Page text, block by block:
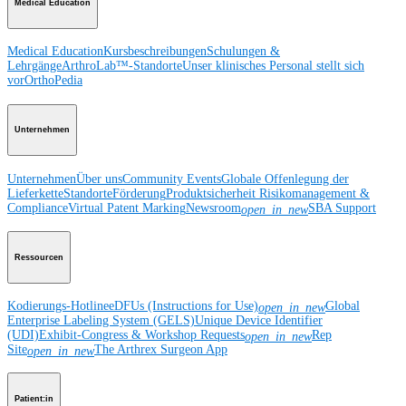
Medical Education
Medical EducationKursbeschreibungenSchulungen &
LehrgängeArthroLab™-StandorteUnser klinisches Personal stellt sich
vorOrthoPedia
Unternehmen
UnternehmenÜber unsCommunity EventsGlobale Offenlegung der
LieferketteStandorteFörderungProduktsicherheit Risikomanagement &
ComplianceVirtual Patent MarkingNewsroomopen_in_newSBA Support
Ressourcen
Kodierungs-HotlineeDFUs (Instructions for Use)open_in_newGlobal
Enterprise Labeling System (GELS)Unique Device Identifier
(UDI)Exhibit-Congress & Workshop Requestsopen_in_newRep
Siteopen_in_newThe Arthrex Surgeon App
Patient:in